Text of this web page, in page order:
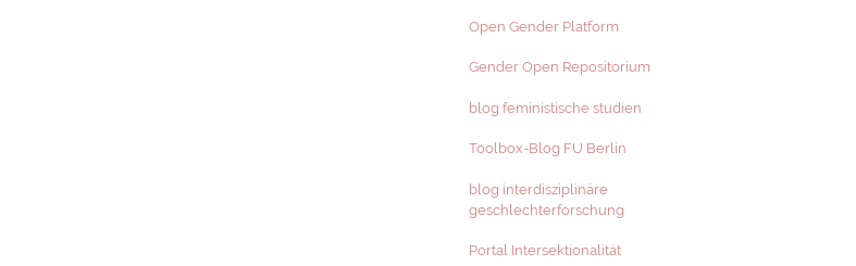
Open Gender Platform
Gender Open Repositorium
blog feministische studien
Toolbox-Blog FU Berlin
blog interdisziplinäre
geschlechterforschung
Portal Intersektionalität